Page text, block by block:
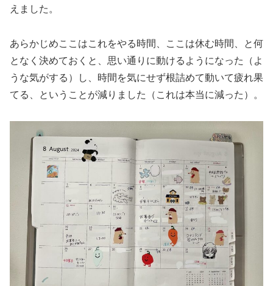
えました。
あらかじめここはこれをやる時間、ここは休む時間、と何
となく決めておくと、思い通りに動けるようになった（よ
うな気がする）し、時間を気にせず根詰めて動いて疲れ果
てる、ということが減りました（これは本当に減った）。